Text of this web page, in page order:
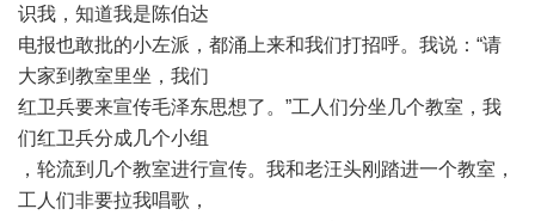
识我，知道我是陈伯达
电报也敢批的小左派，都涌上来和我们打招呼。我说： “请
大家到教室里坐，我们
红卫兵要来宣传毛泽东思想了。 ”工人们分坐几个教室，我
们红卫兵分成几个小组
，轮流到几个教室进行宣传。我和老汪头刚踏进一个教室，
工人们非要拉我唱歌，